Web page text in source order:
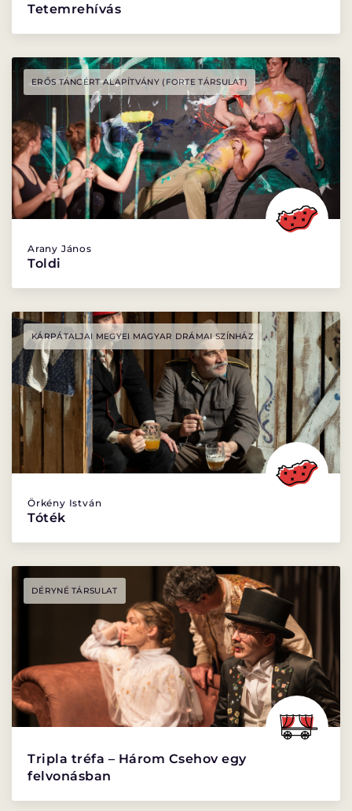
Tetemrehívás
ERŐS TÁNCÉRT ALAPÍTVÁNY (FORTE TÁRSULAT)
Arany János
Toldi
KÁRPÁTALJAI MEGYEI MAGYAR DRÁMAI SZÍNHÁZ
Örkény István
Tóték
DÉRYNÉ TÁRSULAT
Tripla tréfa – Három Csehov egy
felvonásban